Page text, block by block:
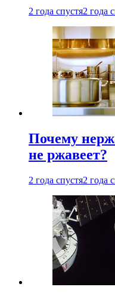
2 года спустя2 года
Почему
не ржавеет?
2 года спустя2 года